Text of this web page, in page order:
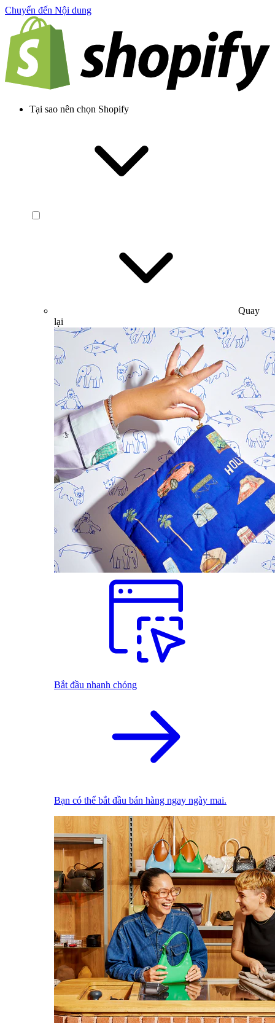
Chuyển đến Nội dung
Tại sao nên chọn Shopify
Quay
lại
Bắt đầu nhanh chóng
Bạn có thể bắt đầu bán hàng ngay ngày mai.